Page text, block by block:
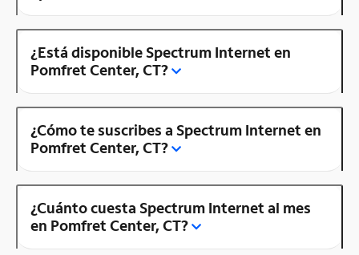
¿Está disponible Spectrum Internet en
Pomfret Center, CT?
¿Cómo te suscribes a Spectrum Internet en
Pomfret Center, CT?
¿Cuánto cuesta Spectrum Internet al mes
en Pomfret Center, CT?